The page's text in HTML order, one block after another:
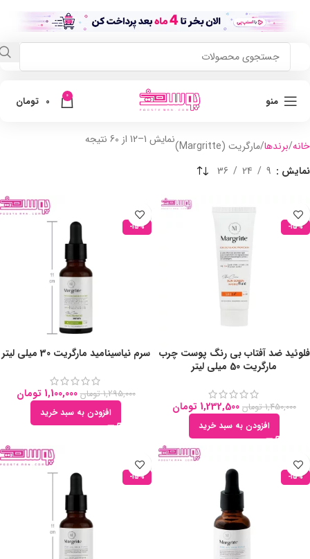
منو 0
0 تومان
خانه برندها مارگریت (Margritte) نمایش 1–12 از 60 نتیجه
نمایش 9
24
36
-15%
فلوئید ضد آفتاب بی رنگ پوست چرب
مارگریت 50 میلی لیتر
1,450,000 تومان 1,232,500 تومان
افزودن به سبد خرید
-15%
سرم نیاسینامید مارگریت 30 میلی لیتر
1,295,000 تومان 1,100,000 تومان
افزودن به سبد خرید
-15%
-15%